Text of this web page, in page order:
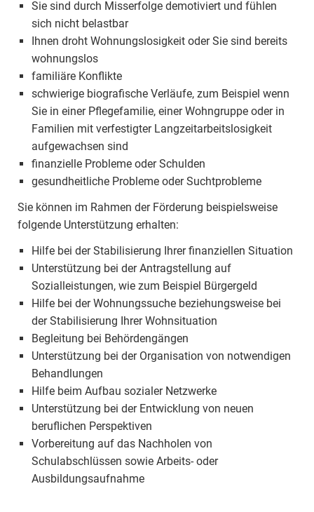
Sie sind durch Misserfolge demotiviert und fühlen
sich nicht belastbar
Ihnen droht Wohnungslosigkeit oder Sie sind bereits
wohnungslos
familiäre Konflikte
schwierige biografische Verläufe, zum Beispiel wenn
Sie in einer Pflegefamilie, einer Wohngruppe oder in
Familien mit verfestigter Langzeitarbeitslosigkeit
aufgewachsen sind
finanzielle Probleme oder Schulden
gesundheitliche Probleme oder Suchtprobleme
Sie können im Rahmen der Förderung beispielsweise
folgende Unterstützung erhalten:
Hilfe bei der Stabilisierung Ihrer finanziellen Situation
Unterstützung bei der Antragstellung auf
Sozialleistungen, wie zum Beispiel Bürgergeld
Hilfe bei der Wohnungssuche beziehungsweise bei
der Stabilisierung Ihrer Wohnsituation
Begleitung bei Behördengängen
Unterstützung bei der Organisation von notwendigen
Behandlungen
Hilfe beim Aufbau sozialer Netzwerke
Unterstützung bei der Entwicklung von neuen
beruflichen Perspektiven
Vorbereitung auf das Nachholen von
Schulabschlüssen sowie Arbeits- oder
Ausbildungsaufnahme